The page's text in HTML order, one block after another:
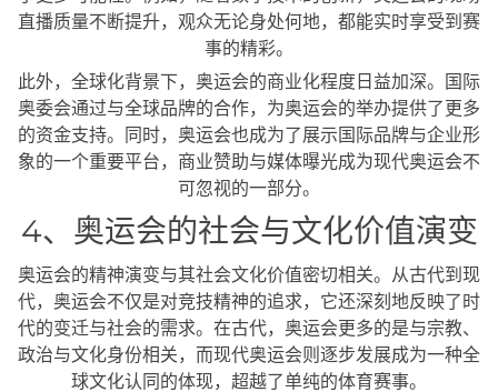
直播质量不断提升，观众无论身处何地，都能实时享受到赛
事的精彩。
此外，全球化背景下，奥运会的商业化程度日益加深。国际
奥委会通过与全球品牌的合作，为奥运会的举办提供了更多
的资金支持。同时，奥运会也成为了展示国际品牌与企业形
象的一个重要平台，商业赞助与媒体曝光成为现代奥运会不
可忽视的一部分。
4、奥运会的社会与文化价值演变
奥运会的精神演变与其社会文化价值密切相关。从古代到现
代，奥运会不仅是对竞技精神的追求，它还深刻地反映了时
代的变迁与社会的需求。在古代，奥运会更多的是与宗教、
政治与文化身份相关，而现代奥运会则逐步发展成为一种全
球文化认同的体现，超越了单纯的体育赛事。